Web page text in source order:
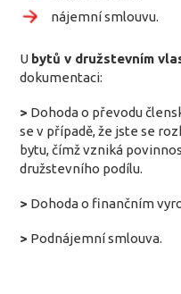
nájemní smlouvu.
U bytů v družstevním
dokumentaci:
> Dohoda o převodu
se v případě, že jste se
bytu, čímž vzniká
družstevního podílu.
> Dohoda o finančním
> Podnájemní smlouva.